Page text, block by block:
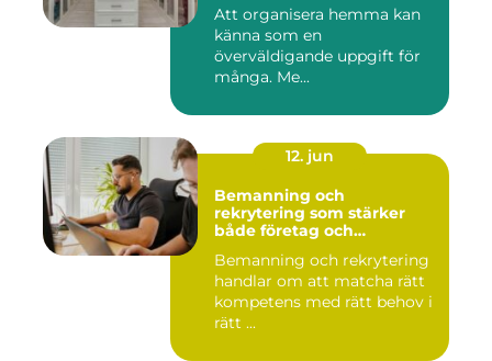
Att organisera hemma kan
känna som en
överväldigande uppgift för
många. Me...
12. jun
Bemanning och
rekrytering som stärker
både företag och
Bemanning och rekrytering
handlar om att matcha rätt
kompetens med rätt behov i
rätt ...